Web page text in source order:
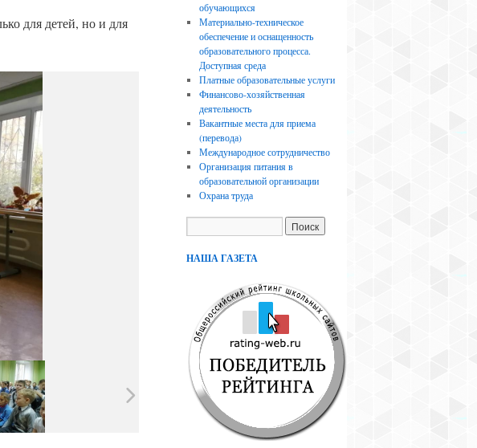
для детей, но и для
обучающихся
Материально-техническое
обеспечение и оснащенность
образовательного процесса.
Доступная среда
Платные образовательные услуги
Финансово-хозяйственная
деятельность
Вакантные места для приема
(перевода)
Международное сотрудничество
Организация питания в
образовательной организации
Охрана труда
НАША ГАЗЕТА